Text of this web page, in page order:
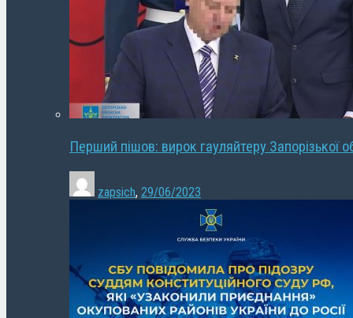
Перший пішов: вирок гауляйтеру Запорізької
zapsich, 29/06/2023